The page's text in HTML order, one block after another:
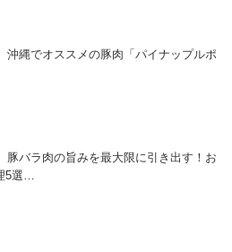
沖縄でオススメの豚肉「パイナップルポ
豚バラ肉の旨みを最大限に引き出す！お
5選…